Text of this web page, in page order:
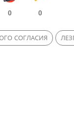
0 0
СОГЛАСИЯ